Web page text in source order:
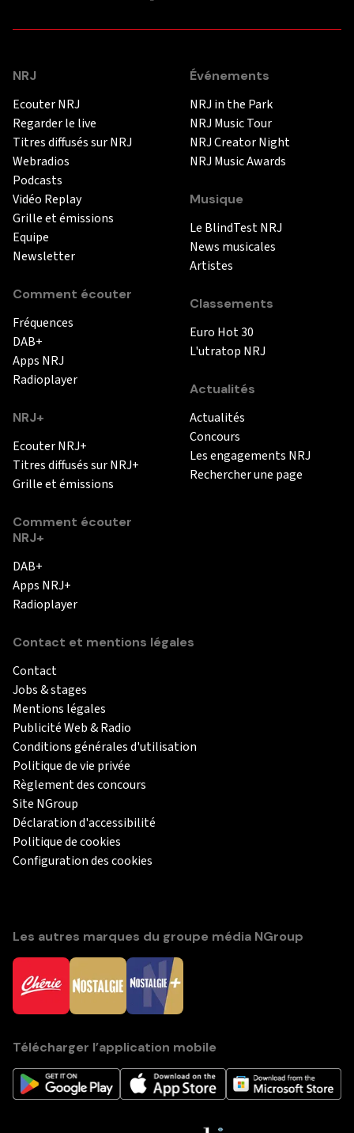
NRJ
Ecouter NRJ
Regarder le live
Titres diffusés sur NRJ
Webradios
Podcasts
Vidéo Replay
Grille et émissions
Equipe
Newsletter
Comment écouter
Fréquences
DAB+
Apps NRJ
Radioplayer
NRJ+
Ecouter NRJ+
Titres diffusés sur NRJ+
Grille et émissions
Comment écouter
NRJ+
DAB+
Apps NRJ+
Radioplayer
Événements
NRJ in the Park
NRJ Music Tour
NRJ Creator Night
NRJ Music Awards
Musique
Le BlindTest NRJ
News musicales
Artistes
Classements
Euro Hot 30
L'utratop NRJ
Actualités
Actualités
Concours
Les engagements NRJ
Rechercher une page
Contact et mentions légales
Contact
Jobs & stages
Mentions légales
Publicité Web & Radio
Conditions générales d'utilisation
Politique de vie privée
Règlement des concours
Site NGroup
Déclaration d'accessibilité
Politique de cookies
Configuration des cookies
Les autres marques du groupe média NGroup
Télécharger l’application mobile